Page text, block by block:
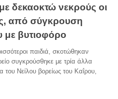
δεκαοκτώ νεκρούς οι
από σύγκρουση
με βυτιοφόρο
παιδιά, σκοτώθηκαν
συγκρούσθηκε με τρία άλλα
Νείλου βορείως του Καΐρου,